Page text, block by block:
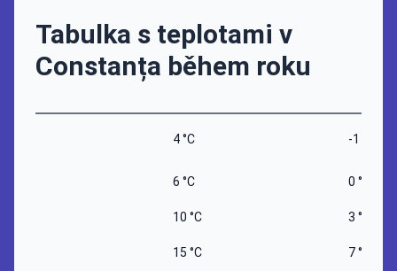
Tabulka s teplotami v
Constanța během roku
4 °C -1 °C
6 °C 0 °C
10 °C 3 °C
15 °C 7 °C